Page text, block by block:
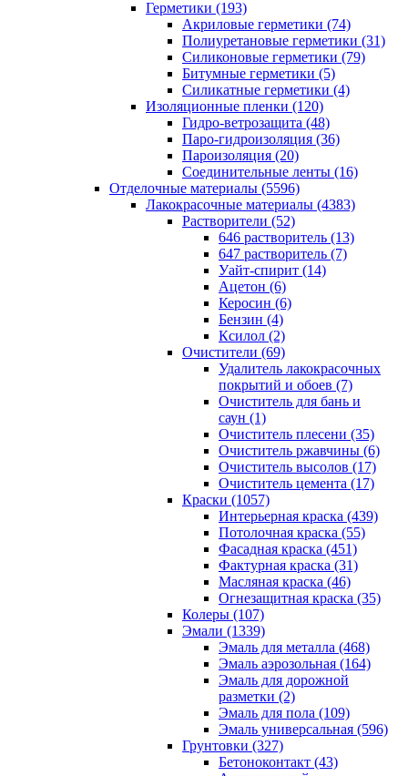
Герметики (193)
Акриловые герметики (74)
Полиуретановые герметики (31)
Силиконовые герметики (79)
Битумные герметики (5)
Силикатные герметики (4)
Изоляционные пленки (120)
Гидро-ветрозащита (48)
Паро-гидроизоляция (36)
Пароизоляция (20)
Соединительные ленты (16)
Отделочные материалы (5596)
Лакокрасочные материалы (4383)
Растворители (52)
646 растворитель (13)
647 растворитель (7)
Уайт-спирит (14)
Ацетон (6)
Керосин (6)
Бензин (4)
Ксилол (2)
Очистители (69)
Удалитель лакокрасочных
покрытий и обоев (7)
Очиститель для бань и
саун (1)
Очиститель плесени (35)
Очиститель ржавчины (6)
Очиститель высолов (17)
Очиститель цемента (17)
Краски (1057)
Интерьерная краска (439)
Потолочная краска (55)
Фасадная краска (451)
Фактурная краска (31)
Масляная краска (46)
Огнезащитная краска (35)
Колеры (107)
Эмали (1339)
Эмаль для металла (468)
Эмаль аэрозольная (164)
Эмаль для дорожной
разметки (2)
Эмаль для пола (109)
Эмаль универсальная (596)
Грунтовки (327)
Бетоноконтакт (43)